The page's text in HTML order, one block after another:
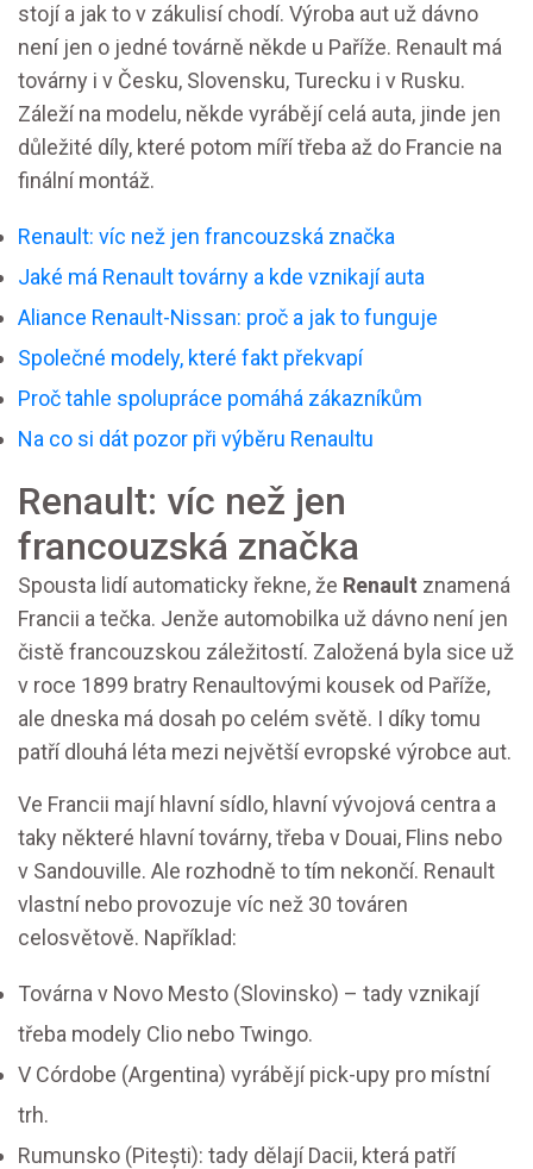
stojí a jak to v zákulisí chodí. Výroba aut už dávno
není jen o jedné továrně někde u Paříže. Renault má
továrny i v Česku, Slovensku, Turecku i v Rusku.
Záleží na modelu, někde vyrábějí celá auta, jinde jen
důležité díly, které potom míří třeba až do Francie na
finální montáž.
Renault: víc než jen francouzská značka
Jaké má Renault továrny a kde vznikají auta
Aliance Renault-Nissan: proč a jak to funguje
Společné modely, které fakt překvapí
Proč tahle spolupráce pomáhá zákazníkům
Na co si dát pozor při výběru Renaultu
Renault: víc než jen
francouzská značka
Spousta lidí automaticky řekne, že Renault znamená
Francii a tečka. Jenže automobilka už dávno není jen
čistě francouzskou záležitostí. Založená byla sice už
v roce 1899 bratry Renaultovými kousek od Paříže,
ale dneska má dosah po celém světě. I díky tomu
patří dlouhá léta mezi největší evropské výrobce aut.
Ve Francii mají hlavní sídlo, hlavní vývojová centra a
taky některé hlavní továrny, třeba v Douai, Flins nebo
v Sandouville. Ale rozhodně to tím nekončí. Renault
vlastní nebo provozuje víc než 30 továren
celosvětově. Například:
Továrna v Novo Mesto (Slovinsko) – tady vznikají
třeba modely Clio nebo Twingo.
V Córdobe (Argentina) vyrábějí pick-upy pro místní
trh.
Rumunsko (Pitești): tady dělají Dacii, která patří